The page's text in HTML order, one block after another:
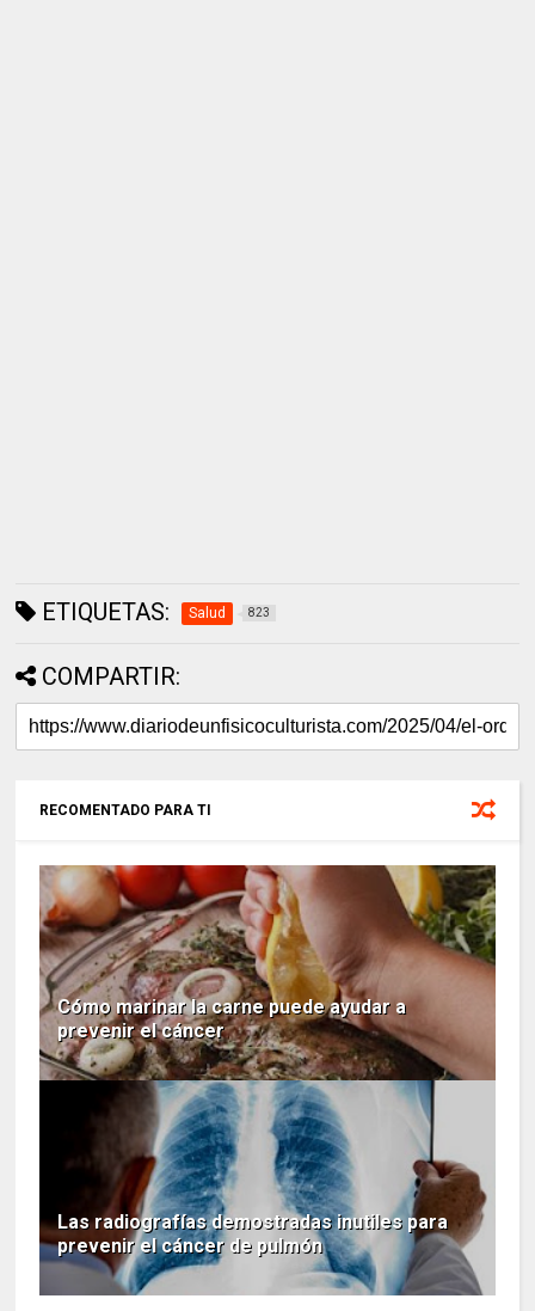
ETIQUETAS: Salud 823
COMPARTIR:
RECOMENTADO PARA TI
Cómo marinar la carne puede ayudar a
prevenir el cáncer
Las radiografías demostradas inutiles para
prevenir el cáncer de pulmón